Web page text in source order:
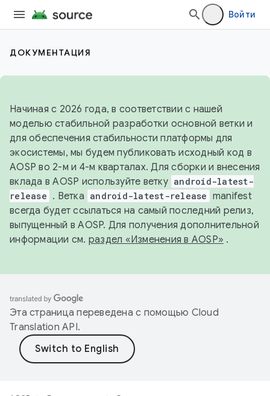
Войти
ДОКУМЕНТАЦИЯ
Начиная с 2026 года, в соответствии с нашей
моделью стабильной разработки основной ветки и
для обеспечения стабильности платформы для
экосистемы, мы будем публиковать исходный код в
AOSP во 2-м и 4-м кварталах. Для сборки и внесения
вклада в AOSP используйте ветку android-latest-
release . Ветка android-latest-release manifest
всегда будет ссылаться на самый последний релиз,
выпущенный в AOSP. Для получения дополнительной
информации см. раздел «Изменения в AOSP» .
Эта страница переведена с помощью Cloud
Translation API.